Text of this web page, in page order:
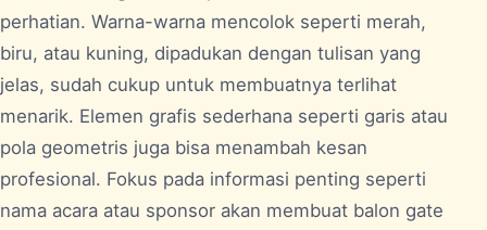
perhatian. Warna-warna mencolok seperti merah,
biru, atau kuning, dipadukan dengan tulisan yang
jelas, sudah cukup untuk membuatnya terlihat
menarik. Elemen grafis sederhana seperti garis atau
pola geometris juga bisa menambah kesan
profesional. Fokus pada informasi penting seperti
nama acara atau sponsor akan membuat balon gate